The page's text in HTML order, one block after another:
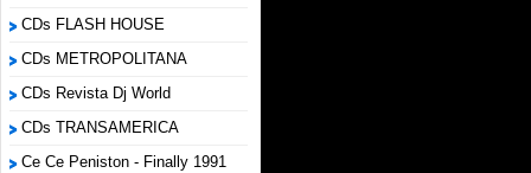
CDs FLASH HOUSE
CDs METROPOLITANA
CDs Revista Dj World
CDs TRANSAMERICA
Ce Ce Peniston - Finally 1991